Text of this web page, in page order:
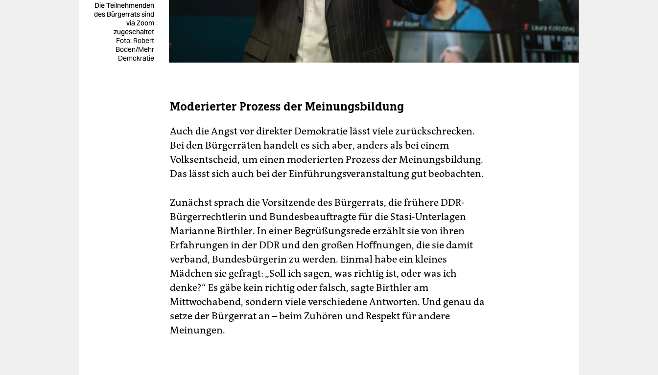
Die Teilnehmenden
des Bürgerrats sind
via Zoom
zugeschaltet
Foto: Robert
Boden/Mehr
Demokratie
Moderierter Prozess der Meinungsbildung
Auch die Angst vor direkter Demokratie lässt viele zurückschrecken.
Bei den Bürgerräten handelt es sich aber, anders als bei einem
Volksentscheid, um einen moderierten Prozess der Meinungsbildung.
Das lässt sich auch bei der Einführungsveranstaltung gut beobachten.
Zunächst sprach die Vorsitzende des Bürgerrats, die frühere DDR-
Bürgerrechtlerin und Bundesbeauftragte für die Stasi-Unterlagen
Marianne Birthler. In einer Begrüßungsrede erzählt sie von ihren
Erfahrungen in der DDR und den großen Hoffnungen, die sie damit
verband, Bundesbürgerin zu werden. Einmal habe ein kleines
Mädchen sie gefragt: „Soll ich sagen, was richtig ist, oder was ich
denke?“ Es gäbe kein richtig oder falsch, sagte Birthler am
Mittwochabend, sondern viele verschiedene Antworten. Und genau da
setze der Bürgerrat an – beim Zuhören und Respekt für andere
Meinungen.